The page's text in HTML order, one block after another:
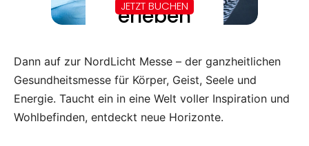
Dann auf zur NordLicht Messe – der ganzheitlichen
Gesundheitsmesse für Körper, Geist, Seele und
Energie. Taucht ein in eine Welt voller Inspiration und
Wohlbefinden, entdeckt neue Horizonte.